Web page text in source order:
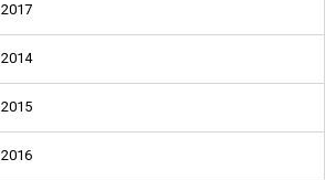
2017
2014
2015
2016